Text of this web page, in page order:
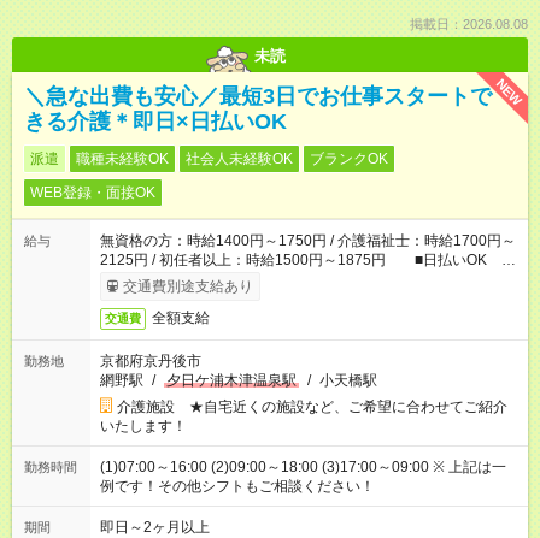
掲載日：2026.08.08
未読
NEW
＼急な出費も安心／最短3日でお仕事スタートで
きる介護＊即日×日払いOK
派遣 職種未経験OK 社会人未経験OK
ブランクOK
WEB登録・面接OK
給与
無資格の方：時給1400円～1750円 / 介護福祉士：時給1700円～
2125円 / 初任者以上：時給1500円～1875円 ■日払いOK ■
日収例：1万1200円（時給1400円×8h）
交通費別途支給あり
交通費 全額支給
勤務地
京都府京丹後市
網野駅 / 夕日ケ浦木津温泉駅 / 小天橋駅
介護施設 ★自宅近くの施設など、ご希望に合わせてご紹介
いたします！
勤務時間
(1)07:00～16:00 (2)09:00～18:00 (3)17:00～09:00 ※ 上記は一
例です！その他シフトもご相談ください！
期間 即日～2ヶ月以上